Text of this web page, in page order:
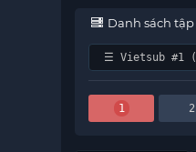
Danh sách tập
1 2